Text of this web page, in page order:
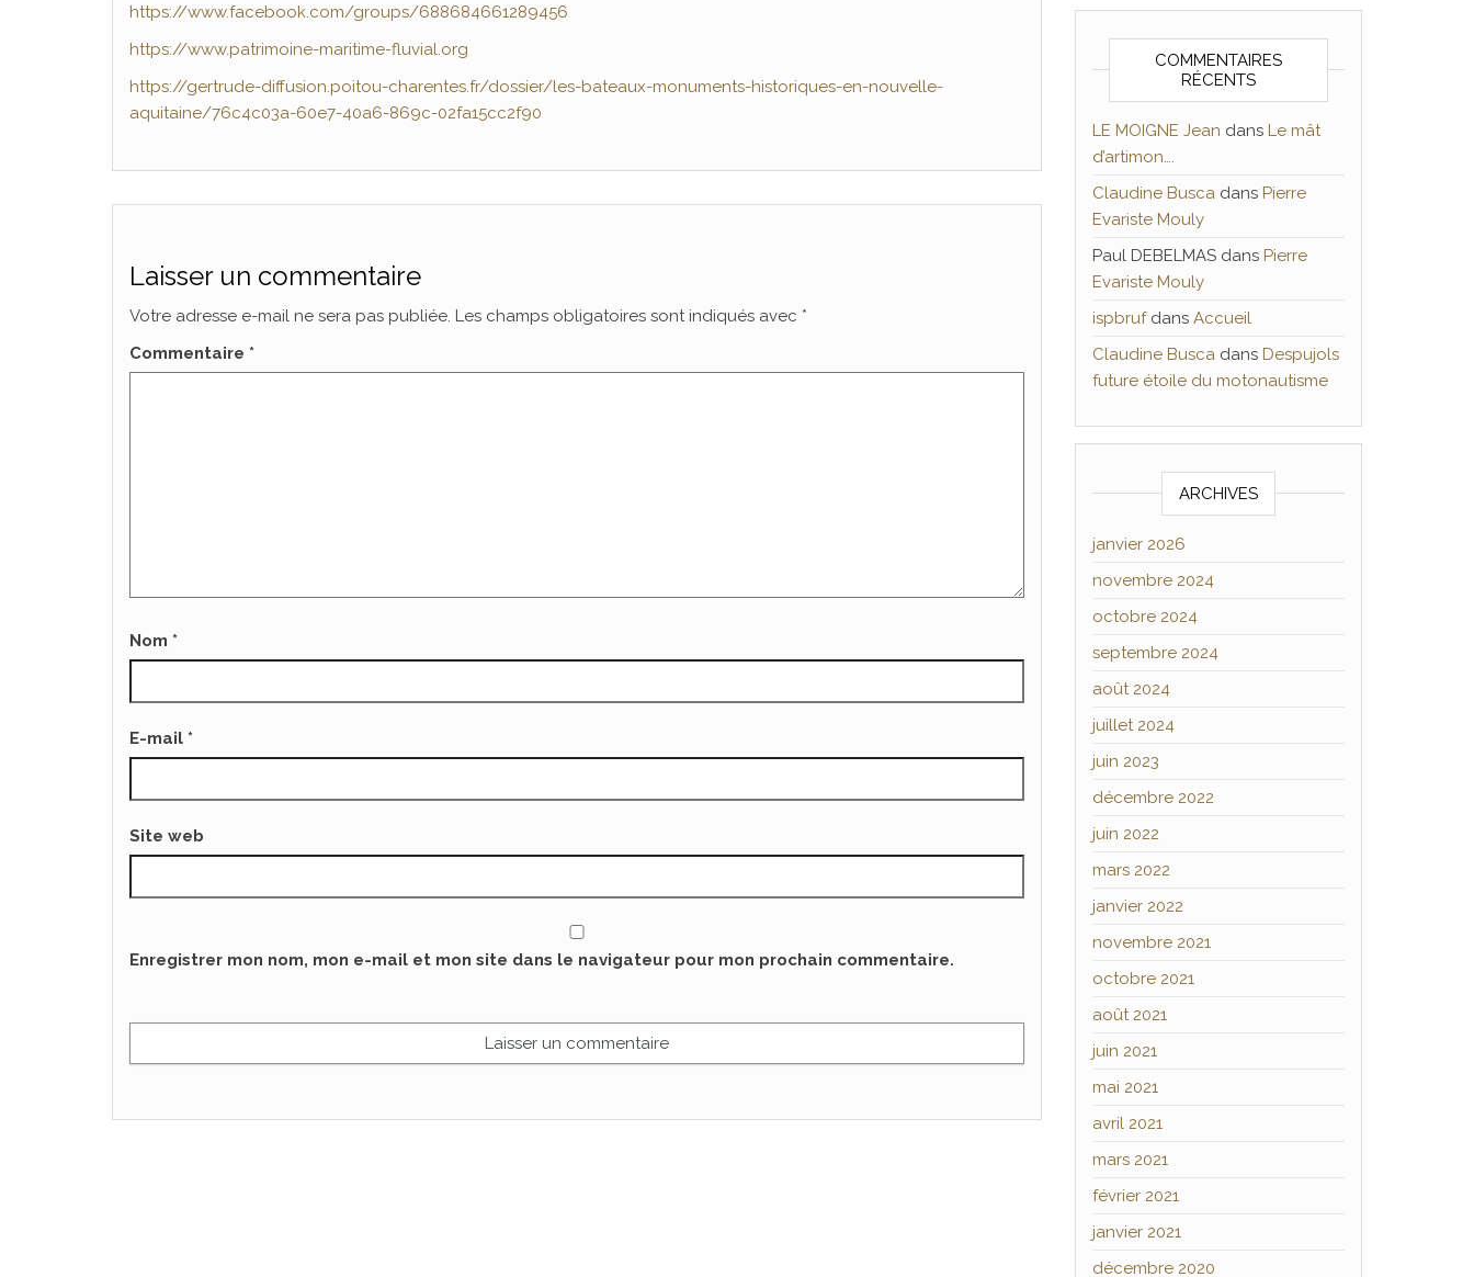
https://www.facebook.com/groups/688684661289456
https://www.patrimoine-maritime-fluvial.org
https://gertrude-diffusion.poitou-charentes.fr/dossier/les-bateaux-monuments-historiques-en-nouvelle-
aquitaine/76c4c03a-60e7-40a6-869c-02fa15cc2f90
Laisser un commentaire
Votre adresse e-mail ne sera pas publiée. Les champs obligatoires sont indiqués avec *
Commentaire *
Nom *
E-mail *
Site web
Enregistrer mon nom, mon e-mail et mon site dans le navigateur pour mon prochain commentaire.
COMMENTAIRES
RÉCENTS
LE MOIGNE Jean dans Le mât
d’artimon….
Claudine Buscadans Pierre
Evariste Mouly
Paul DEBELMASdans Pierre
Evariste Mouly
ispbrufdans Accueil
Claudine Buscadans Despujols
future étoile du motonautisme
ARCHIVES
janvier 2026
novembre 2024
octobre 2024
septembre 2024
août 2024
juillet 2024
juin 2023
décembre 2022
juin 2022
mars 2022
janvier 2022
novembre 2021
octobre 2021
août 2021
juin 2021
mai 2021
avril 2021
mars 2021
février 2021
janvier 2021
décembre 2020